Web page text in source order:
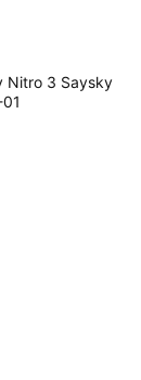
Nitro 3 Saysky